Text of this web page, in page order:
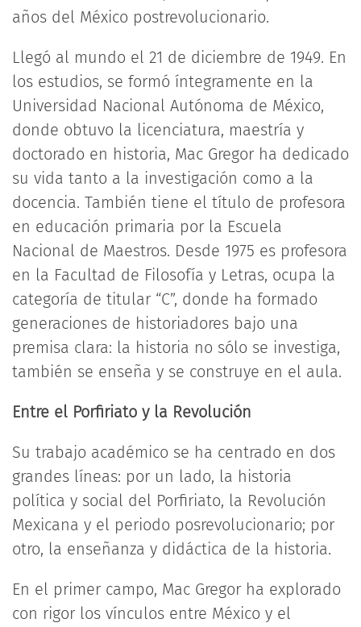
años del México postrevolucionario.
Llegó al mundo el 21 de diciembre de 1949. En
los estudios, se formó íntegramente en la
Universidad Nacional Autónoma de México,
donde obtuvo la licenciatura, maestría y
doctorado en historia, Mac Gregor ha dedicado
su vida tanto a la investigación como a la
docencia. También tiene el título de profesora
en educación primaria por la Escuela
Nacional de Maestros. Desde 1975 es profesora
en la Facultad de Filosofía y Letras, ocupa la
categoría de titular “C”, donde ha formado
generaciones de historiadores bajo una
premisa clara: la historia no sólo se investiga,
también se enseña y se construye en el aula.
Entre el Porfiriato y la Revolución
Su trabajo académico se ha centrado en dos
grandes líneas: por un lado, la historia
política y social del Porfiriato, la Revolución
Mexicana y el periodo posrevolucionario; por
otro, la enseñanza y didáctica de la historia.
En el primer campo, Mac Gregor ha explorado
con rigor los vínculos entre México y el